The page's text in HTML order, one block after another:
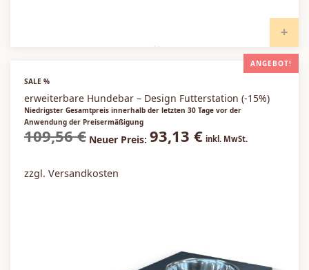
ANGEBOT!
SALE %
erweiterbare Hundebar – Design Futterstation (-15%)
Niedrigster Gesamtpreis innerhalb der letzten 30 Tage vor der
Anwendung der Preisermäßigung
109,56€ Ursprünglicher
109,56 €
Neuer Preis: 93,13 €Aktueller
inkl. MwSt.
zzgl. Versandkosten